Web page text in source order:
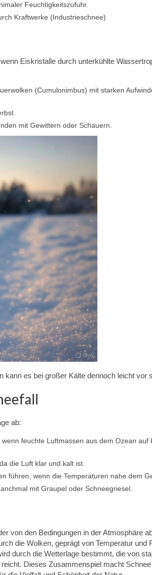
Feuchtigkeitszufuhr.
Kraftwerke (Industrieschnee)
Eiskristalle durch unterkühlte
(Cumulonimbus) mit starken
mit Gewittern oder Schauern.
es bei großer Kälte dennoch leicht vor
ab:
feuchte Luftmassen aus dem Ozean auf
die Luft klar und kalt ist.
führen, wenn die Temperaturen nahe dem
mit Graupel oder Schneegriesel.
von den Bedingungen in der Atmosphäre
die Wolken, geprägt von Temperatur und
durch die Wetterlage bestimmt, die von
Dieses Zusammenspiel macht